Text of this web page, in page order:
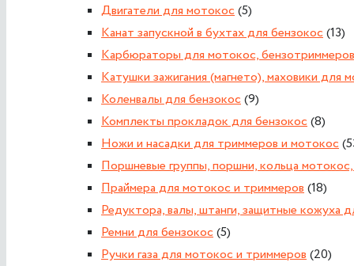
Двигатели для мотокос(5)
Канат запускной в бухтах для бензокос(13)
Карбюраторы для мотокос, бензотриммеров
Катушки зажигания (магнето), маховики для
Коленвалы для бензокос(9)
Комплекты прокладок для бензокос(8)
Ножи и насадки для триммеров и мотокос
Поршневые группы, поршни, кольца
Праймера для мотокос и триммеров (18)
Редуктора, валы, штанги, защитные кожуха
Ремни для бензокос(5)
Ручки газа для мотокос и триммеров (20)